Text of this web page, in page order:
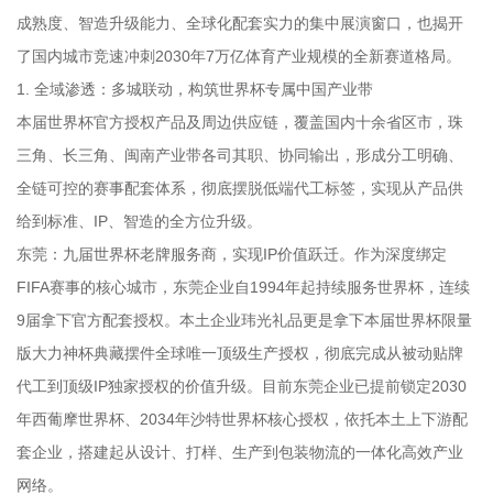
成熟度、智造升级能力、全球化配套实力的集中展演窗口，也揭开
了国内城市竞速冲刺2030年7万亿体育产业规模的全新赛道格局。
1. 全域渗透：多城联动，构筑世界杯专属中国产业带
本届世界杯官方授权产品及周边供应链，覆盖国内十余省区市，珠
三角、长三角、闽南产业带各司其职、协同输出，形成分工明确、
全链可控的赛事配套体系，彻底摆脱低端代工标签，实现从产品供
给到标准、IP、智造的全方位升级。
东莞：九届世界杯老牌服务商，实现IP价值跃迁。作为深度绑定
FIFA赛事的核心城市，东莞企业自1994年起持续服务世界杯，连续
9届拿下官方配套授权。本土企业玮光礼品更是拿下本届世界杯限量
版大力神杯典藏摆件全球唯一顶级生产授权，彻底完成从被动贴牌
代工到顶级IP独家授权的价值升级。目前东莞企业已提前锁定2030
年西葡摩世界杯、2034年沙特世界杯核心授权，依托本土上下游配
套企业，搭建起从设计、打样、生产到包装物流的一体化高效产业
网络。